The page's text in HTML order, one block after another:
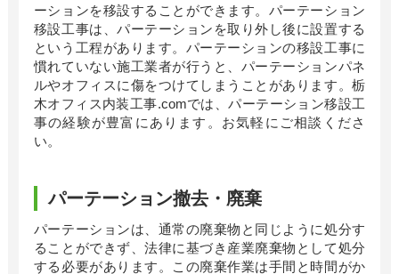
ーションを移設することができます。パーテーション
移設工事は、パーテーションを取り外し後に設置する
という工程があります。パーテーションの移設工事に
慣れていない施工業者が行うと、パーテーションパネ
ルやオフィスに傷をつけてしまうことがあります。栃
木オフィス内装工事.comでは、パーテーション移設工
事の経験が豊富にあります。お気軽にご相談くださ
い。
パーテーション撤去・廃棄
パーテーションは、通常の廃棄物と同じように処分す
ることができず、法律に基づき産業廃棄物として処分
する必要があります。この廃棄作業は手間と時間がか